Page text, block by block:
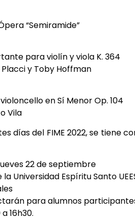
“Semiramide”
para violín y viola K. 364
Placci y Toby Hoffman
en Sí Menor Op. 104
Vila
días del FIME 2022, se
22 de septiembre
Universidad Espíritu Santo
para alumnos
16h30.